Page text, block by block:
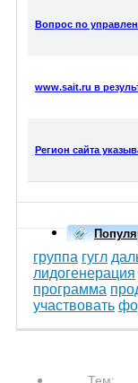
Вопрос по
www.sait.ru в
Регион сайта
группа гугл
лидогенерация
программа
участвовать
Тем: